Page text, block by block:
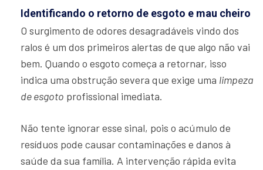
Identificando o retorno de esgoto e mau cheiro
O surgimento de odores desagradáveis vindo dos
ralos é um dos primeiros alertas de que algo não vai
bem. Quando o esgoto começa a retornar, isso
indica uma obstrução severa que exige uma limpeza
de esgoto profissional imediata.
Não tente ignorar esse sinal, pois o acúmulo de
resíduos pode causar contaminações e danos à
saúde da sua família. A intervenção rápida evita